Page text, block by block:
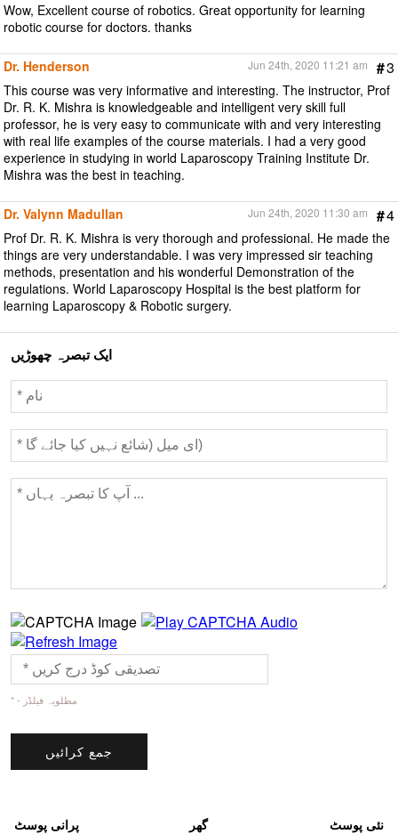
Wow, Excellent course of robotics. Great opportunity for learning
robotic course for doctors. thanks
Dr. Henderson #3
Jun 24th, 2020 11:21 am
This course was very informative and interesting. The instructor, Prof
Dr. R. K. Mishra is knowledgeable and intelligent very skill full
professor, he is very easy to communicate with and very interesting
with real life examples of the course materials. I had a very good
experience in studying in world Laparoscopy Training Institute Dr.
Mishra was the best in teaching.
Dr. Valynn Madullan #4
Jun 24th, 2020 11:30 am
Prof Dr. R. K. Mishra is very thorough and professional. He made the
things are very understandable. I was very impressed sir teaching
methods, presentation and his wonderful Demonstration of the
regulations. World Laparoscopy Hospital is the best platform for
learning Laparoscopy & Robotic surgery.
ایک تبصرہ چھوڑیں
* - مطلوبہ فیلڈز
پرانی پوسٹ گھر نئی پوسٹ